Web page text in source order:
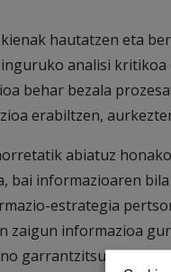
hautatzen eta
analisi
behar bezala
erabiltzen,
abiatuz
bai informazioaren
estrategia
zaigun informazioa
garrantzitsuagoa da